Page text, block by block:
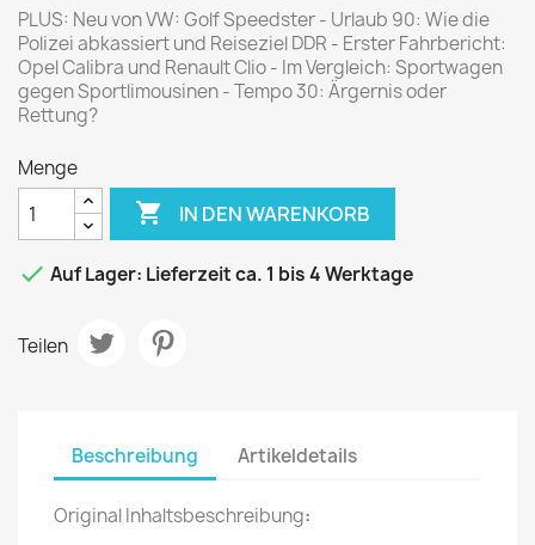
PLUS: Neu von VW: Golf Speedster - Urlaub 90: Wie die
Polizei abkassiert und Reiseziel DDR - Erster Fahrbericht:
Opel Calibra und Renault Clio - Im Vergleich: Sportwagen
gegen Sportlimousinen - Tempo 30: Ärgernis oder
Rettung?
Menge
 IN DEN WARENKORB
 Auf Lager: Lieferzeit ca. 1 bis 4 Werktage
Teilen
Beschreibung Artikeldetails
Original Inhaltsbeschreibung: